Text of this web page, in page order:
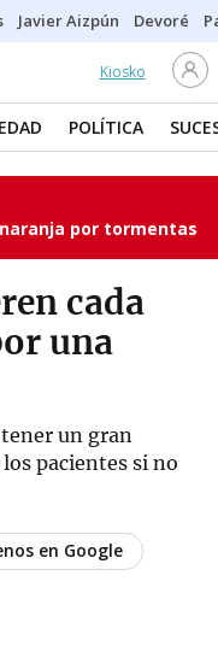
Javier Aizpún Devoré
Kiosko
POLÍTICA
por tormentas
cada
una
un gran
pacientes si no
en Google